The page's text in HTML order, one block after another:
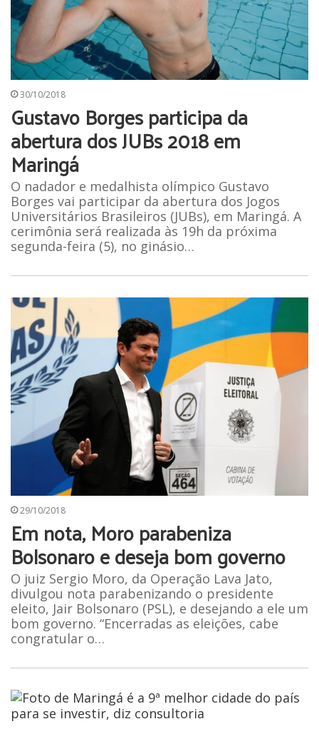
30/10/2018
Gustavo Borges participa da
abertura dos JUBs 2018 em
Maringá
O nadador e medalhista olímpico Gustavo
Borges vai participar da abertura dos Jogos
Universitários Brasileiros (JUBs), em Maringá. A
cerimônia será realizada às 19h da próxima
segunda-feira (5), no ginásio…
29/10/2018
Em nota, Moro parabeniza
Bolsonaro e deseja bom governo
O juiz Sergio Moro, da Operação Lava Jato,
divulgou nota parabenizando o presidente
eleito, Jair Bolsonaro (PSL), e desejando a ele um
bom governo. “Encerradas as eleições, cabe
congratular o…